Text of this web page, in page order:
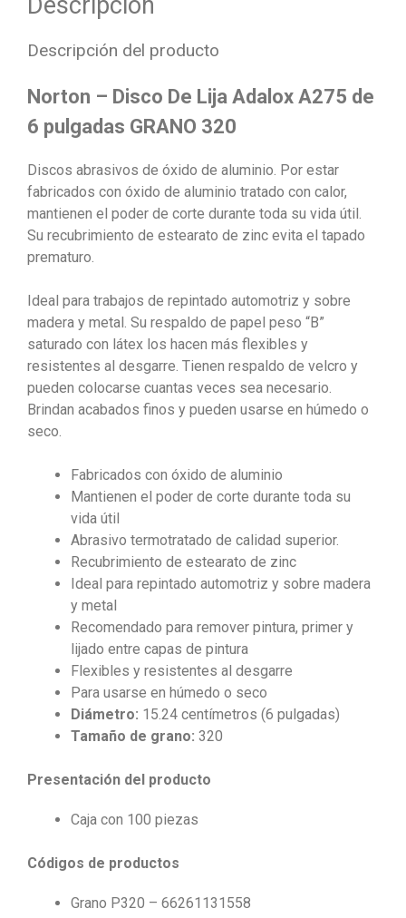
Norton
pzas)
cantidad
Descripción del producto
Norton – Disco De Lija Adalox A275 de
6 pulgadas GRANO 320
Discos abrasivos de óxido de aluminio. Por estar
fabricados con óxido de aluminio tratado con calor,
mantienen el poder de corte durante toda su vida útil.
Su recubrimiento de estearato de zinc evita el tapado
prematuro.
Ideal para trabajos de repintado automotriz y sobre
madera y metal. Su respaldo de papel peso “B”
saturado con látex los hacen más flexibles y
resistentes al desgarre. Tienen respaldo de velcro y
pueden colocarse cuantas veces sea necesario.
Brindan acabados finos y pueden usarse en húmedo o
seco.
Fabricados con óxido de aluminio
Mantienen el poder de corte durante toda su
vida útil
Abrasivo termotratado de calidad superior.
Recubrimiento de estearato de zinc
Ideal para repintado automotriz y sobre madera
y metal
Recomendado para remover pintura, primer y
lijado entre capas de pintura
Flexibles y resistentes al desgarre
Para usarse en húmedo o seco
Diámetro: 15.24 centímetros (6 pulgadas)
Tamaño de grano: 320
Presentación del producto
Caja con 100 piezas
Códigos de productos
Grano P320 – 66261131558